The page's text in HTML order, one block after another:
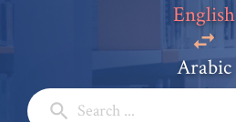
English
Arabic
Full Name: *